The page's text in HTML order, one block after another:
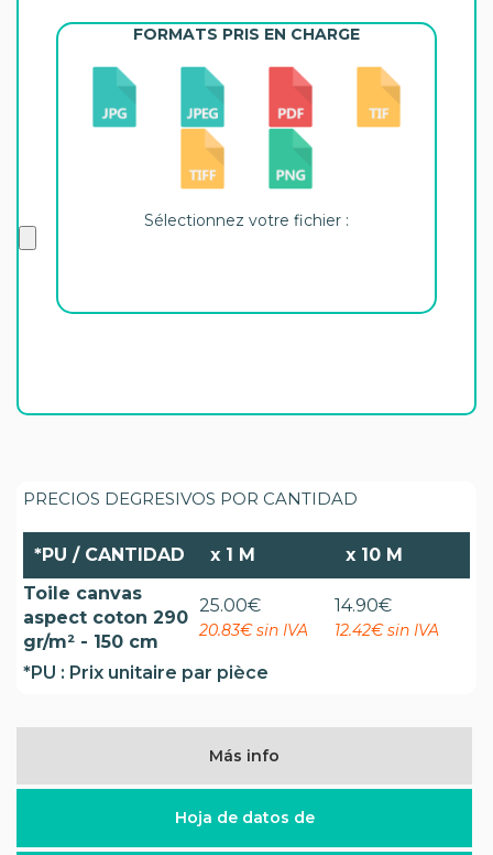
FORMATS PRIS EN CHARGE
Sélectionnez votre fichier :
PRECIOS DEGRESIVOS POR CANTIDAD
*PU / CANTIDAD x 1 M x 10 M
Toile canvas
aspect coton 290
gr/m² - 150 cm
25.00€
20.83€ sin IVA
14.90€
12.42€ sin IVA
*PU : Prix unitaire par pièce
Más info
Hoja de datos de